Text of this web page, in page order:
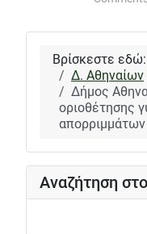
Αναζήτηση
Βρίσκεστε εδώ:
Δ. Αθηναίων
Δήμος
οριοθέτησης
απορριμμάτων